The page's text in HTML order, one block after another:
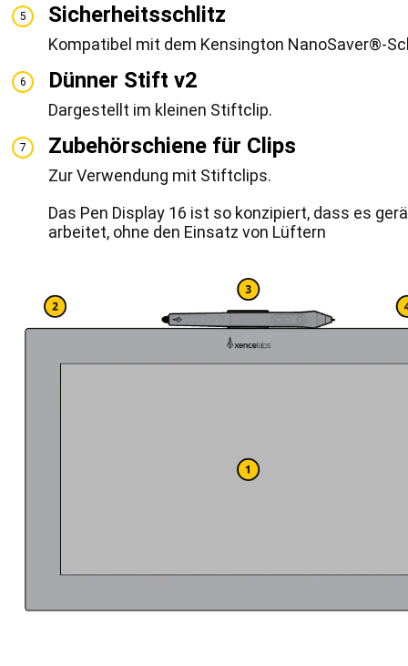
5 Sicherheitsschlitz
Kompatibel mit dem Kensington NanoSaver®-
6 Dünner Stift v2
Dargestellt im kleinen Stiftclip.
7 Zubehörschiene für Clips
Zur Verwendung mit Stiftclips.
Das Pen Display 16 ist so konzipiert, dass es
arbeitet, ohne den Einsatz von Lüftern